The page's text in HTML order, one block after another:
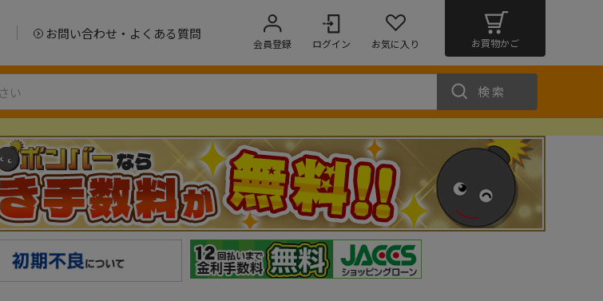
お問い合わせ・よくある質問
会員登録 ログイン お気に入り お買物かご
検索